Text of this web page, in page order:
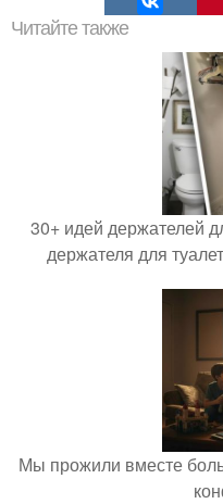
Читайте также
30+ идей держателей
держателя для
Мы прожили вместе